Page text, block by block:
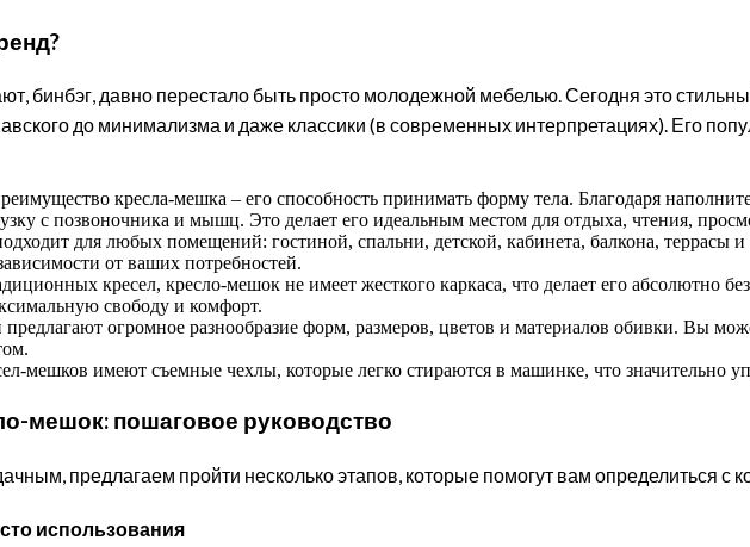
бинбэг, давно перестало быть просто молодежной мебелью. Сегодня это
до минимализма и даже классики (в современных интерпретациях). Его
кресла-мешка – его способность принимать форму тела. Благодаря
с позвоночника и мышц. Это делает его идеальным местом для отдыха, чтения,
для любых помещений: гостиной, спальни, детской, кабинета, балкона, террасы
от ваших потребностей.
кресел, кресло-мешок не имеет жесткого каркаса, что делает его абсолютно
свободу и комфорт.
огромное разнообразие форм, размеров, цветов и материалов обивки. Вы
мешков имеют съемные чехлы, которые легко стираются в машинке, что значительно
мешок: пошаговое руководство
предлагаем пройти несколько этапов, которые помогут вам определиться с
использования